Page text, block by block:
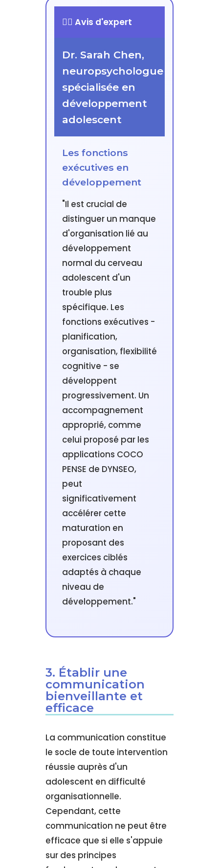
👨‍⚕️ Avis d'expert
Dr. Sarah Chen,
neuropsychologue
spécialisée en
développement
adolescent
Les fonctions
exécutives en
développement
"Il est crucial de
distinguer un manque
d'organisation lié au
développement
normal du cerveau
adolescent d'un
trouble plus
spécifique. Les
fonctions exécutives -
planification,
organisation, flexibilité
cognitive - se
développent
progressivement. Un
accompagnement
approprié, comme
celui proposé par les
applications COCO
PENSE de DYNSEO,
peut
significativement
accélérer cette
maturation en
proposant des
exercices ciblés
adaptés à chaque
niveau de
développement."
3. Établir une
communication
bienveillante et
efficace
La communication constitue
le socle de toute intervention
réussie auprès d'un
adolescent en difficulté
organisationnelle.
Cependant, cette
communication ne peut être
efficace que si elle s'appuie
sur des principes